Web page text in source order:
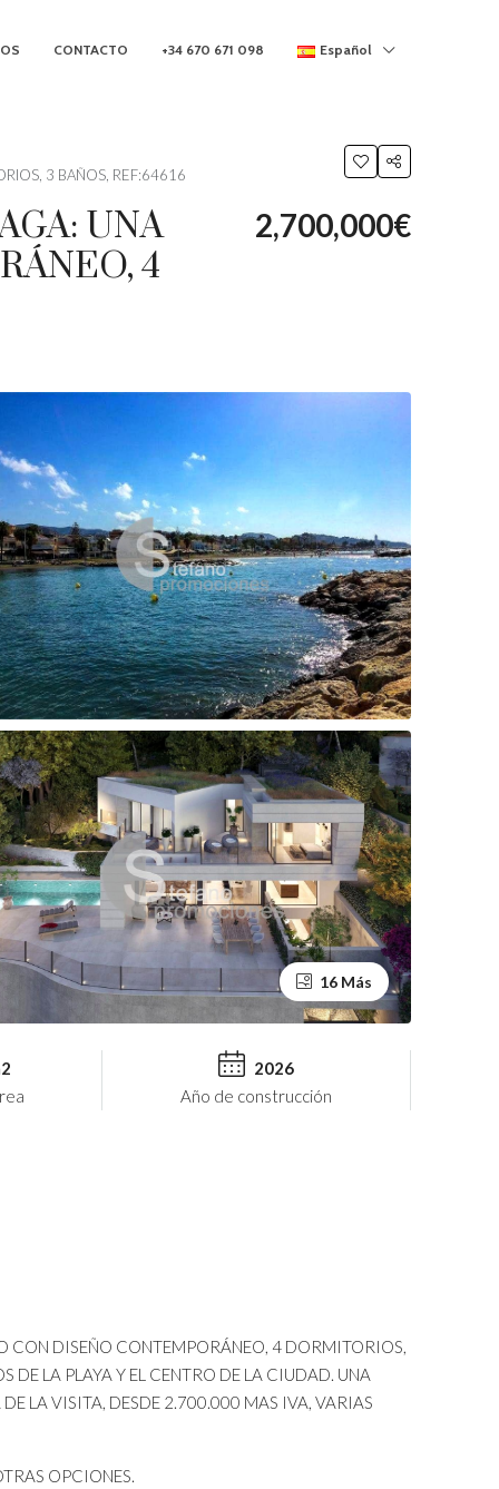
CONTACTO +34 670 671 098 Español
3 BAÑOS, REF:64616
UNA
4
2,700,000€
16 Más
2026
Año de construcción
CON DISEÑO CONTEMPORÁNEO, 4 DORMITORIOS,
LA PLAYA Y EL CENTRO DE LA CIUDAD. UNA
LA VISITA, DESDE 2.700.000 MAS IVA, VARIAS
OPCIONES.